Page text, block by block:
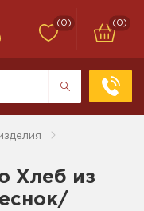
(0) (0)
Хлеб из